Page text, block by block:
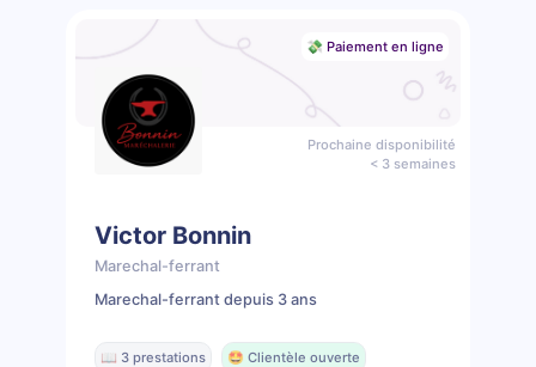
💸 Paiement en ligne
Prochaine disponibilité
< 3 semaines
Victor Bonnin
Marechal-ferrant
Marechal-ferrant depuis 3 ans
📖 3 prestations 🤩 Clientèle ouverte